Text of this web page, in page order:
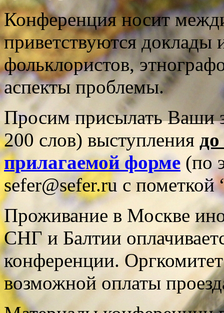
Конференция носит
приветствуются доклады
фольклористов,
аспекты проблемы.
Просим присылать Ваши
200 слов) выступления
прилагаемой форме (по
sefer@sefer.ru с
Проживание в Москве
СНГ и Балтии
конференции.
возможной оплаты